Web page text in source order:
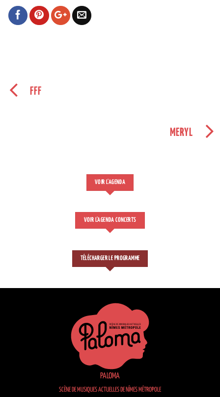
FFF
MERYL
VOIR L'AGENDA
VOIR L'AGENDA CONCERTS
TÉLÉCHARGER LE PROGRAMME
PALOMA
SCÈNE DE MUSIQUES ACTUELLES DE NÎMES MÉTROPOLE